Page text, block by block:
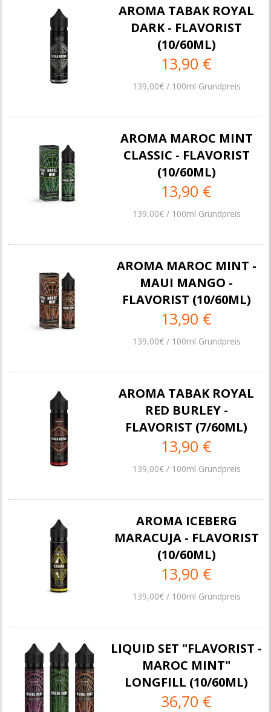
AROMA TABAK ROYAL
DARK - FLAVORIST
(10/60ML)
13,90 €
139,00€ / 100ml Grundpreis
AROMA MAROC MINT
CLASSIC - FLAVORIST
(10/60ML)
13,90 €
139,00€ / 100ml Grundpreis
AROMA MAROC MINT -
MAUI MANGO -
FLAVORIST (10/60ML)
13,90 €
139,00€ / 100ml Grundpreis
AROMA TABAK ROYAL
RED BURLEY -
FLAVORIST (7/60ML)
13,90 €
139,00€ / 100ml Grundpreis
AROMA ICEBERG
MARACUJA - FLAVORIST
(10/60ML)
13,90 €
139,00€ / 100ml Grundpreis
LIQUID SET "FLAVORIST -
MAROC MINT"
LONGFILL (10/60ML)
36,70 €